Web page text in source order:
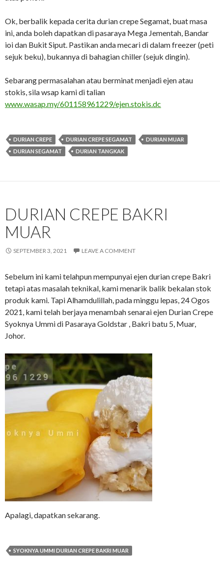
Ok, berbalik kepada cerita durian crepe Segamat, buat masa
ini, anda boleh dapatkan di pasaraya Mega Jementah, Bandar
ioi dan Bukit Siput. Pastikan anda mecari di dalam freezer (peti
sejuk beku), bukannya di bahagian chiller (sejuk dingin).
Sebarang permasalahan atau berminat menjadi ejen atau
stokis, sila wsap kami di talian
www.wasap.my/601158961229/ejen.stokis.dc
DURIAN CREPE DURIAN CREPE SEGAMAT
DURIAN MUAR
DURIAN SEGAMAT
DURIAN TANGKAK
DURIAN CREPE BAKRI
MUAR
SEPTEMBER 3, 2021 LEAVE A COMMENT
Sebelum ini kami telahpun mempunyai ejen durian crepe Bakri
tetapi atas masalah teknikal, kami menarik balik bekalan stok
produk kami. Tapi Alhamdulillah, pada minggu lepas, 24 Ogos
2021, kami telah berjaya menambah senarai ejen Durian Crepe
Syoknya Ummi di Pasaraya Goldstar , Bakri batu 5, Muar,
Johor.
Apalagi, dapatkan sekarang.
SYOKNYA UMMI DURIAN CREPE BAKRI MUAR